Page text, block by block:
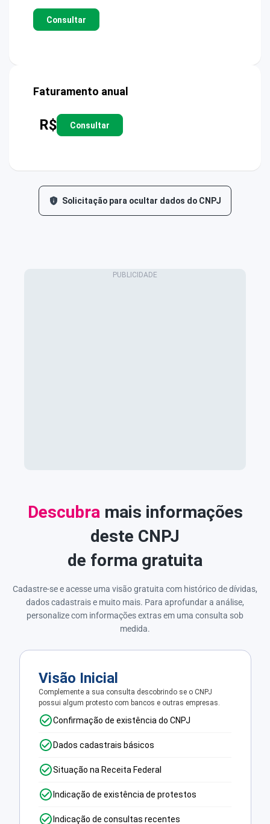
Consultar
Faturamento anual
R$ Consultar
Solicitação para ocultar dados do CNPJ
Descubramais informações
deste CNPJ
de forma gratuita
Cadastre-se e acesse uma visão gratuita com histórico de dívidas,
dados cadastrais e muito mais. Para aprofundar a análise,
personalize com informações extras em uma consulta sob
medida.
Visão Inicial
Complemente a sua consulta descobrindo se o CNPJ
possui algum protesto com bancos e outras empresas.
Confirmação de existência do CNPJ
Dados cadastrais básicos
Situação na Receita Federal
Indicação de existência de protestos
Indicação de consultas recentes